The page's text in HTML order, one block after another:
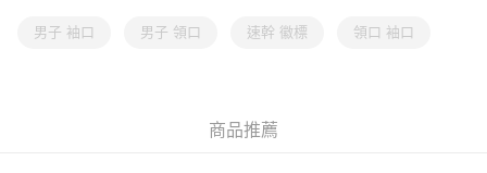
男子 袖口 男子 領口 速幹 徽標 領口 袖口
商品推薦